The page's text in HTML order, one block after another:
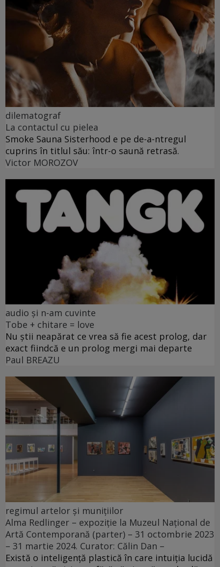
dilematograf
La contactul cu pielea
Smoke Sauna Sisterhood e pe de-a-ntregul
cuprins în titlul său: într-o saună retrasă.
Victor MOROZOV
audio și n-am cuvinte
Tobe + chitare = love
Nu știi neapărat ce vrea să fie acest prolog, dar
exact fiindcă e un prolog mergi mai departe
Paul BREAZU
regimul artelor și munițiilor
Alma Redlinger – expoziție la Muzeul Național de
Artă Contemporană (parter) – 31 octombrie 2023
– 31 martie 2024. Curator: Călin Dan –
Există o inteligență plastică în care intuiția lucidă